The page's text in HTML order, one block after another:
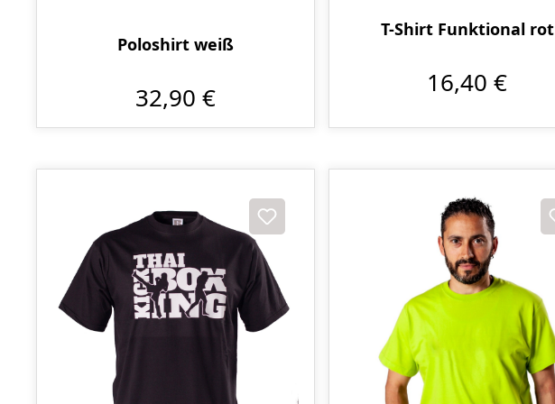
Poloshirt weiß
32,90 €
T-Shirt Funktional rot
16,40 €